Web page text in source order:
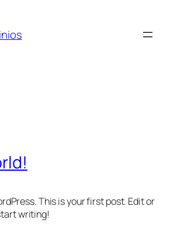
This is your first post. Edit or
writing!